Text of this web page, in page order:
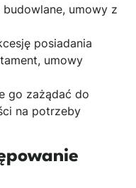
budowlane, umowy z
posiadania
umowy
go zażądać do
na potrzeby